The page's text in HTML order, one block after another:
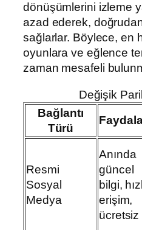
dönüşümlerini izleme
azad ederek,
sağlarlar. Böylece, en
oyunlara ve eğlence
zaman mesafeli
Değişik
Bağlantı
Türü
Resmi
Sosyal
Medya
Anında
güncel
bilgi,
erişim,
ücretsiz